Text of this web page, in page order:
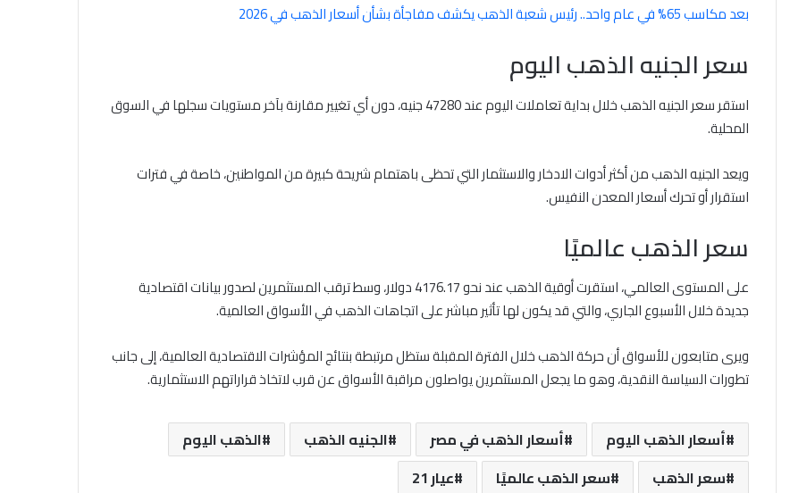
بعد مكاسب 65% في عام واحد.. رئيس شعبة الذهب يكشف مفاجأة بشأن أسعار الذهب في 2026
سعر الجنيه الذهب اليوم
استقر سعر الجنيه الذهب خلال بداية تعاملات اليوم عند 47280 جنيه، دون أي تغيير مقارنة بآخر مستويات سجلها في السوق
المحلية.
ويعد الجنيه الذهب من أكثر أدوات الادخار والاستثمار التي تحظى باهتمام شريحة كبيرة من المواطنين، خاصة في فترات
استقرار أو تحرك أسعار المعدن النفيس.
سعر الذهب عالميًا
على المستوى العالمي، استقرت أوقية الذهب عند نحو 4176.17 دولار، وسط ترقب المستثمرين لصدور بيانات اقتصادية
جديدة خلال الأسبوع الجاري، والتي قد يكون لها تأثير مباشر على اتجاهات الذهب في الأسواق العالمية.
ويرى متابعون للأسواق أن حركة الذهب خلال الفترة المقبلة ستظل مرتبطة بنتائج المؤشرات الاقتصادية العالمية، إلى جانب
تطورات السياسة النقدية، وهو ما يجعل المستثمرين يواصلون مراقبة الأسواق عن قرب لاتخاذ قراراتهم الاستثمارية.
أسعار الذهب اليوم أسعار الذهب في مصر الجنيه الذهب
الذهب اليوم
سعر الذهب
سعر الذهب عالميًا عيار 21